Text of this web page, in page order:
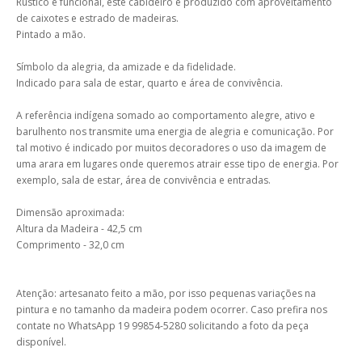
de caixotes e estrado de madeiras.
Pintado a mão.
Símbolo da alegria, da amizade e da fidelidade.
Indicado para sala de estar, quarto e área de convivência.
A referência indígena somado ao comportamento alegre, ativo e
barulhento nos transmite uma energia de alegria e comunicação. Por
tal motivo é indicado por muitos decoradores o uso da imagem de
uma arara em lugares onde queremos atrair esse tipo de energia. Por
exemplo, sala de estar, área de convivência e entradas.
Dimensão aproximada:
Altura da Madeira - 42,5 cm
Comprimento - 32,0 cm
Atenção: artesanato feito a mão, por isso pequenas variações na
pintura e no tamanho da madeira podem ocorrer. Caso prefira nos
contate no WhatsApp 19 99854-5280 solicitando a foto da peça
disponível.